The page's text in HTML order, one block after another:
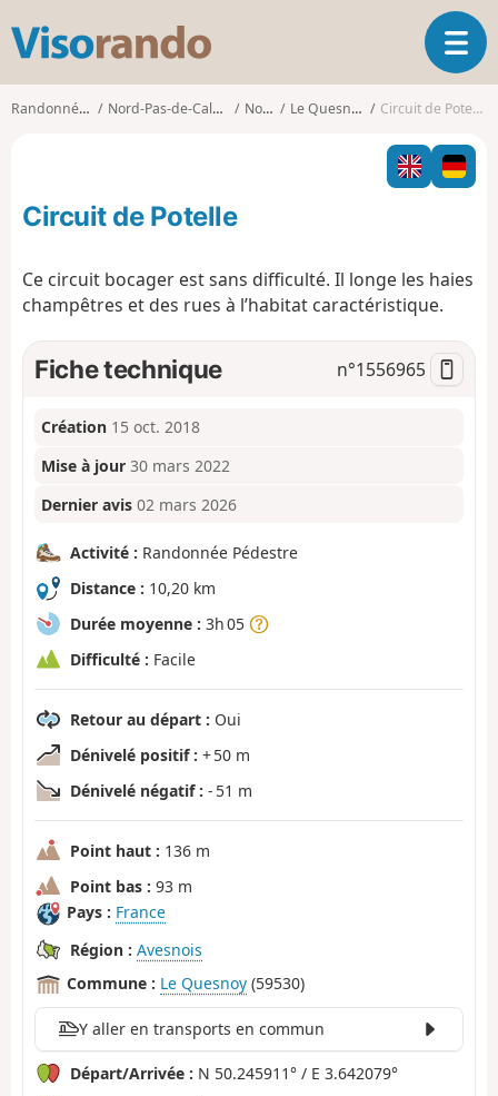
s
o
o
O
u
v
i
r
l
v
a
t
Randonnées Nord-Pas-de-Calais Nord Le Quesnoy Circuit de Potelle
Circuit de Potelle
Ce circuit bocager est sans difficulté. Il longe les haies
champêtres et des rues à l’habitat caractéristique.
Fiche technique n°1556965
Création 15 oct. 2018
Mise à jour 30 mars 2022
Dernier avis 02 mars 2026
Activité : Randonnée Pédestre
Distance : 10,20 km
Durée moyenne : 3h 05
Difficulté : Facile
Retour au départ : Oui
Dénivelé positif : + 50 m
Dénivelé négatif : - 51 m
Point haut : 136 m
Point bas : 93 m
Pays : France
Région : Avesnois
Commune : Le Quesnoy (59530)
Y aller en transports en commun
Départ/Arrivée : N 50.245911° / E 3.642079°